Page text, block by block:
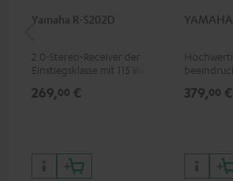
Yamaha R-S202D
2.0-Stereo-Receiver der
Einstiegsklasse mit 115 Watt
kHz, 0.7 % THD)
269,00 € 379,00 €